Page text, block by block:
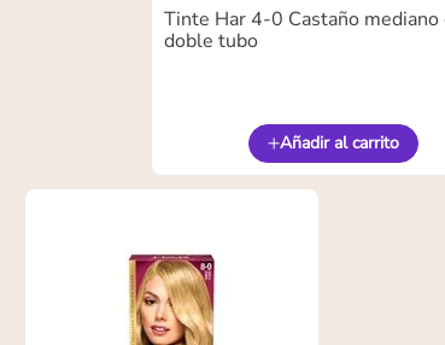
Tinte Har 4-0 Castaño mediano
doble tubo
Añadir al carrito